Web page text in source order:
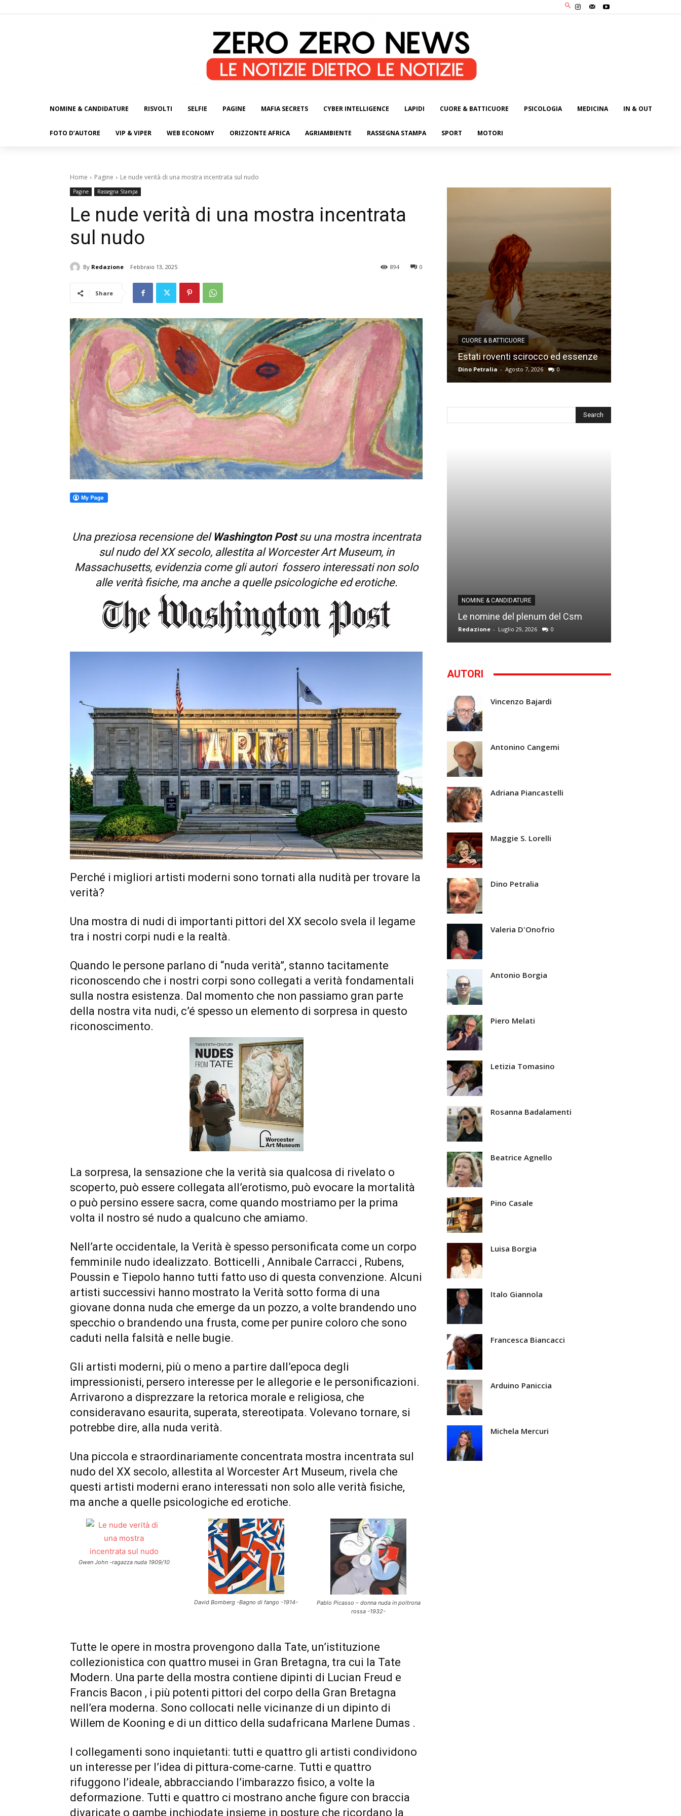
NOMINE & CANDIDATURE RISVOLTI SELFIE PAGINE MAFIA SECRETS CYBER INTELLIGENCE LAPIDI CUORE & BATTICUORE PSICOLOGIA MEDICINA IN & OUT
FOTO D’AUTORE VIP & VIPER WEB ECONOMY ORIZZONTE AFRICA AGRIAMBIENTE RASSEGNA STAMPA SPORT MOTORI
Home Pagine Le nude verità di una mostra incentrata sul nudo
Pagine Rassegna Stampa
Le nude verità di una mostra incentrata
sul nudo
By Redazione Febbraio 13, 2025 0
894
Share
Una preziosa recensione del Washington Postsu una mostra incentrata
sul nudo del XX secolo, allestita al Worcester Art Museum, in
Massachusetts, evidenzia come gli autori fossero interessati non solo
alle verità fisiche, ma anche a quelle psicologiche ed erotiche.
Perché i migliori artisti moderni sono tornati alla nudità per trovare la
verità?
Una mostra di nudi di importanti pittori del XX secolo svela il legame
tra i nostri corpi nudi e la realtà.
Quando le persone parlano di “nuda verità”, stanno tacitamente
riconoscendo che i nostri corpi sono collegati a verità fondamentali
sulla nostra esistenza. Dal momento che non passiamo gran parte
della nostra vita nudi, c’é spesso un elemento di sorpresa in questo
riconoscimento.
La sorpresa, la sensazione che la verità sia qualcosa di rivelato o
scoperto, può essere collegata all’erotismo, può evocare la mortalità
o può persino essere sacra, come quando mostriamo per la prima
volta il nostro sé nudo a qualcuno che amiamo.
Nell’arte occidentale, la Verità è spesso personificata come un corpo
femminile nudo idealizzato. Botticelli , Annibale Carracci , Rubens,
Poussin e Tiepolo hanno tutti fatto uso di questa convenzione. Alcuni
artisti successivi hanno mostrato la Verità sotto forma di una
giovane donna nuda che emerge da un pozzo, a volte brandendo uno
specchio o brandendo una frusta, come per punire coloro che sono
caduti nella falsità e nelle bugie.
Gli artisti moderni, più o meno a partire dall’epoca degli
impressionisti, persero interesse per le allegorie e le personificazioni.
Arrivarono a disprezzare la retorica morale e religiosa, che
consideravano esaurita, superata, stereotipata. Volevano tornare, si
potrebbe dire, alla nuda verità.
Una piccola e straordinariamente concentrata mostra incentrata sul
nudo del XX secolo, allestita al Worcester Art Museum, rivela che
questi artisti moderni erano interessati non solo alle verità fisiche,
ma anche a quelle psicologiche ed erotiche.
Gwen John -ragazza nuda 1909/10
David Bomberg -Bagno di fango -1914-
Pablo Picasso – donna nuda in poltrona
rossa -1932-
Tutte le opere in mostra provengono dalla Tate, un’istituzione
collezionistica con quattro musei in Gran Bretagna, tra cui la Tate
Modern. Una parte della mostra contiene dipinti di Lucian Freud e
Francis Bacon , i più potenti pittori del corpo della Gran Bretagna
nell’era moderna. Sono collocati nelle vicinanze di un dipinto di
Willem de Kooning e di un dittico della sudafricana Marlene Dumas .
I collegamenti sono inquietanti: tutti e quattro gli artisti condividono
un interesse per l’idea di pittura-come-carne. Tutti e quattro
rifuggono l’ideale, abbracciando l’imbarazzo fisico, a volte la
deformazione. Tutti e quattro ci mostrano anche figure con braccia
divaricate o gambe inchiodate insieme in posture che ricordano la
CUORE & BATTICUORE
Estati roventi scirocco ed essenze
Dino Petralia - Agosto 7, 2026 0
NOMINE & CANDIDATURE
Le nomine del plenum del Csm
Redazione - Luglio 29, 2026 0
AUTORI
Vincenzo Bajardi
Antonino Cangemi
Adriana Piancastelli
Maggie S. Lorelli
Dino Petralia
Valeria D'Onofrio
Antonio Borgia
Piero Melati
Letizia Tomasino
Rosanna Badalamenti
Beatrice Agnello
Pino Casale
Luisa Borgia
Italo Giannola
Francesca Biancacci
Arduino Paniccia
Michela Mercuri